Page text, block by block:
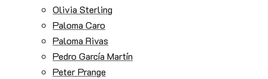
Olivia Sterling
Paloma Caro
Paloma Rivas
Pedro García Martín
Peter Prange